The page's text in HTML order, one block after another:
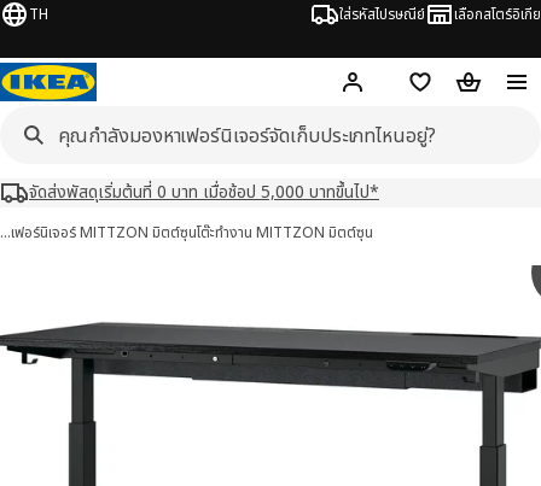
TH ใส่รหัสไปรษณีย์ เลือกสโตร์อิเกีย
Hej! เข้าสู่ระบบ หรือ ลงทะเ
ช้อปปิ้งลิสต์ตะกร้าสินค้
จัดส่งพัสดุเริ่มต้นที่ 0 บาท เมื่อช้อป 5,000 บาทขึ้นไป*
…เฟอร์นิเจอร์ MITTZON มิตต์ซุนโต๊ะทำงาน MITTZON มิตต์ซุน